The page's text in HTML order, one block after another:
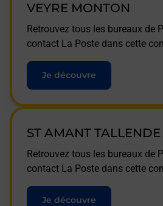
VEYRE MONTON
Retrouvez tous les bureaux de
contact La Poste dans cette
Je découvre
ST AMANT TALLENDE
Retrouvez tous les bureaux de
contact La Poste dans cette
Je découvre